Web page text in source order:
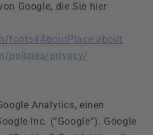
Google, die Sie hier
fonts#AboutPlace:about
policies/privacy/
Analytics, einen
Inc. (“Google”). Google